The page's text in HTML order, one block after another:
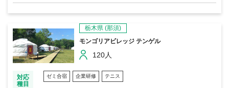
栃木県 (那須)
モンゴリアビレッジ テンゲル
120人
対応
種目
ゼミ合宿 企業研修 テニス